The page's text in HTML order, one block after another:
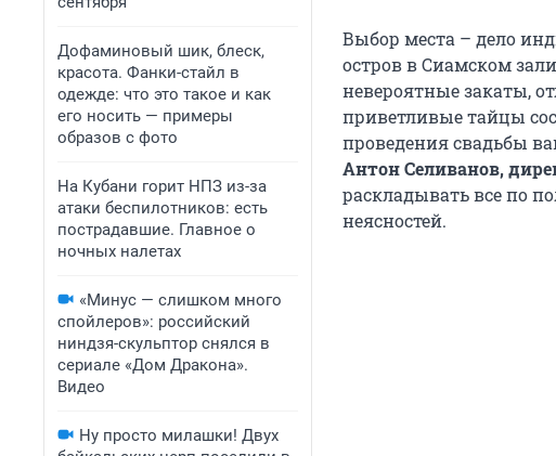
Дофаминовый шик, блеск,
красота. Фанки-стайл в
одежде: что это такое и как
его носить — примеры
образов с фото
На Кубани горит НПЗ из-за
атаки беспилотников: есть
пострадавшие. Главное о
ночных налетах
«Минус — слишком много
спойлеров»: российский
ниндзя-скульптор снялся в
сериале «Дом Дракона».
Видео
Ну просто милашки! Двух
Выбор места – дело
остров в Сиамском
невероятные закаты,
приветливые тайцы
проведения свадьбы
Антон Селиванов,
раскладывать все по
неясностей.